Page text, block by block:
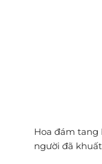
Hoa đám tang
người đã